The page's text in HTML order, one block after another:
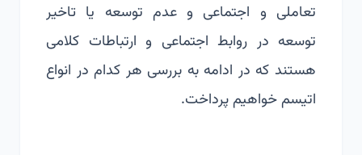
تعاملی و اجتماعی و عدم توسعه یا تاخیر
توسعه در روابط اجتماعی و ارتباطات کلامی
هستند که در ادامه به بررسی هر کدام در انواع
اتیسم خواهیم پرداخت.